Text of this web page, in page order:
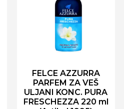
FELCE AZZURRA
PARFEM ZA VEŠ
ULJANI KONC. PURA
FRESCHEZZA 220 ml